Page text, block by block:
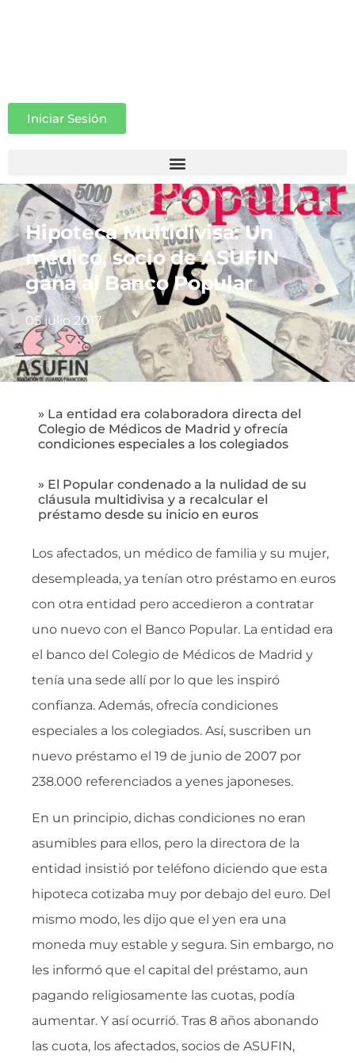
Iniciar Sesión
Hipoteca Multidivisa: Un
médico, socio de ASUFIN
gana al Banco Popular
05 julio 2017
» La entidad era colaboradora directa del
Colegio de Médicos de Madrid y ofrecía
condiciones especiales a los colegiados
» El Popular condenado a la nulidad de su
cláusula multidivisa y a recalcular el
préstamo desde su inicio en euros
Los afectados, un médico de familia y su mujer,
desempleada, ya tenían otro préstamo en euros
con otra entidad pero accedieron a contratar
uno nuevo con el Banco Popular. La entidad era
el banco del Colegio de Médicos de Madrid y
tenía una sede allí por lo que les inspiró
confianza. Además, ofrecía condiciones
especiales a los colegiados. Así, suscriben un
nuevo préstamo el 19 de junio de 2007 por
238.000 referenciados a yenes japoneses.
En un principio, dichas condiciones no eran
asumibles para ellos, pero la directora de la
entidad insistió por teléfono diciendo que esta
hipoteca cotizaba muy por debajo del euro. Del
mismo modo, les dijo que el yen era una
moneda muy estable y segura. Sin embargo, no
les informó que el capital del préstamo, aun
pagando religiosamente las cuotas, podía
aumentar. Y así ocurrió. Tras 8 años abonando
las cuota, los afectados, socios de ASUFIN,